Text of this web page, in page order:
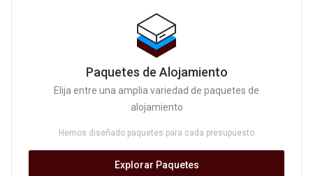
Paquetes de Alojamiento
Elija entre una amplia variedad de paquetes de
alojamiento
Hemos diseñado paquetes para cada presupuesto
Explorar Paquetes